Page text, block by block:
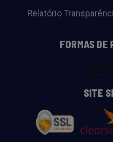
Relatório
FORMAS DE
SITE